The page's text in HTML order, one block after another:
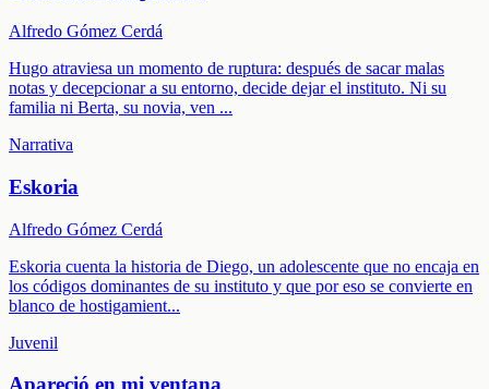
Alfredo Gómez Cerdá
Hugo atraviesa un momento de ruptura: después de sacar malas
notas y decepcionar a su entorno, decide dejar el instituto. Ni su
familia ni Berta, su novia, ven ...
Narrativa
Eskoria
Alfredo Gómez Cerdá
Eskoria cuenta la historia de Diego, un adolescente que no encaja en
los códigos dominantes de su instituto y que por eso se convierte en
blanco de hostigamient...
Juvenil